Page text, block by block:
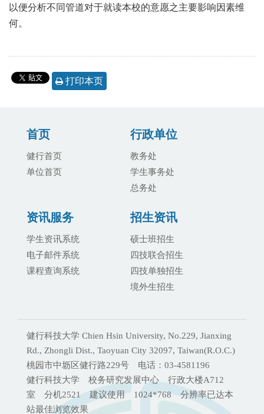
以便分析不同管道对于就读本校的意愿之主要影响因素维
何。
打印本页
首页
健行首页
单位首页
行政单位
教务处
学生事务处
总务处
资讯服务
学生资讯系统
电子邮件系统
课程查询系统
招生资讯
硕士班招生
四技联合招生
四技单独招生
境外生招生
健行科技大学 Chien Hsin University, No.229, Jianxing
Rd., Zhongli Dist., Taoyuan City 32097, Taiwan(R.O.C.)
桃园市中坜区健行路229号 电话：03-4581196
健行科技大学 校务研究发展中心 行政大楼A712
室 分机2521 建议使用 1024*768 分辨率已达本
站最佳浏览效果